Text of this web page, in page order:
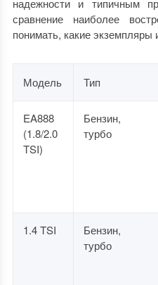
надежности и типичным
сравнение наиболее
понимать, какие экземпляры
Модель Тип
EA888
(1.8/2.0
TSI)
Бензин,
турбо
1.4 TSI
Бензин,
турбо